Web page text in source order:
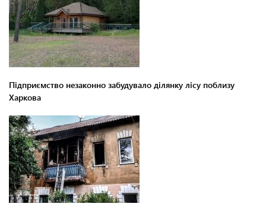
Підприємство незаконно забудувало ділянку лісу поблизу
Харкова